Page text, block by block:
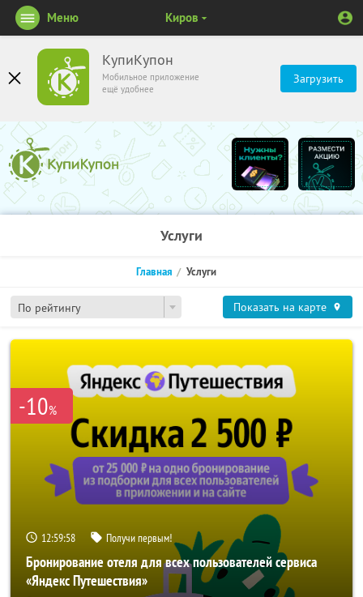
КупиКупон
Мобильное приложение
ещё удобнее
Загрузить
Меню Киров
Услуги
По рейтингу
Главная Услуги
Показать на карте
-10%
12:59:57 Получи первым!
Бронирование отеля для всех пользователей сервиса
«Яндекс Путешествия»